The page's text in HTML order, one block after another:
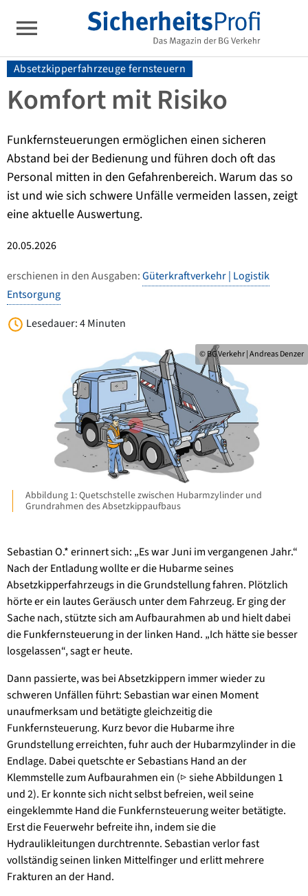
Absetzkipperfahrzeuge fernsteuern
Komfort mit Risiko
Funkfernsteuerungen ermöglichen einen sicheren
Abstand bei der Bedienung und führen doch oft das
Personal mitten in den Gefahrenbereich. Warum das so
ist und wie sich schwere Unfälle vermeiden lassen, zeigt
eine aktuelle Auswertung.
20.05.2026
erschienen in den Ausgaben:Güterkraftverkehr | Logistik
Entsorgung
Lesedauer: 4 Minuten
© BG Verkehr | Andreas Denzer
Abbildung 1: Quetschstelle zwischen Hubarmzylinder und
Grundrahmen des Absetzkippaufbaus
Sebastian O.* erinnert sich: „Es war Juni im vergangenen Jahr.“
Nach der Entladung wollte er die Hubarme seines
Absetzkipperfahrzeugs in die Grundstellung fahren. Plötzlich
hörte er ein lautes Geräusch unter dem Fahrzeug. Er ging der
Sache nach, stützte sich am Aufbaurahmen ab und hielt dabei
die Funkfernsteuerung in der linken Hand. „Ich hätte sie besser
losgelassen“, sagt er heute.
Dann passierte, was bei Absetzkippern immer wieder zu
schweren Unfällen führt: Sebastian war einen Moment
unaufmerksam und betätigte gleichzeitig die
Funkfernsteuerung. Kurz bevor die Hubarme ihre
Grundstellung erreichten, fuhr auch der Hubarmzylinder in die
Endlage. Dabei quetschte er Sebastians Hand an der
Klemmstelle zum Aufbaurahmen ein (▷ siehe Abbildungen 1
und 2). Er konnte sich nicht selbst befreien, weil seine
eingeklemmte Hand die Funkfernsteuerung weiter betätigte.
Erst die Feuerwehr befreite ihn, indem sie die
Hydraulikleitungen durchtrennte. Sebastian verlor fast
vollständig seinen linken Mittelfinger und erlitt mehrere
Frakturen an der Hand.